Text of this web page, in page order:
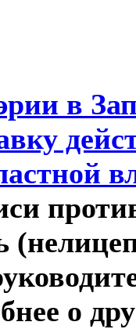
в
о